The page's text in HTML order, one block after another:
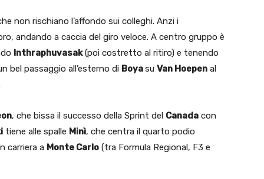
non rischiano l’affondo sui colleghi. Anzi i
andando a caccia del giro veloce. A centro gruppo è
Inthraphuvasak(poi costretto al ritiro) e tenendo
bel passaggio all’esterno di Boyasu Van Hoepen al
, che bissa il successo della Sprint del Canada con
tiene alle spalle Minì, che centra il quarto podio
carriera a Monte Carlo (tra Formula Regional, F3 e